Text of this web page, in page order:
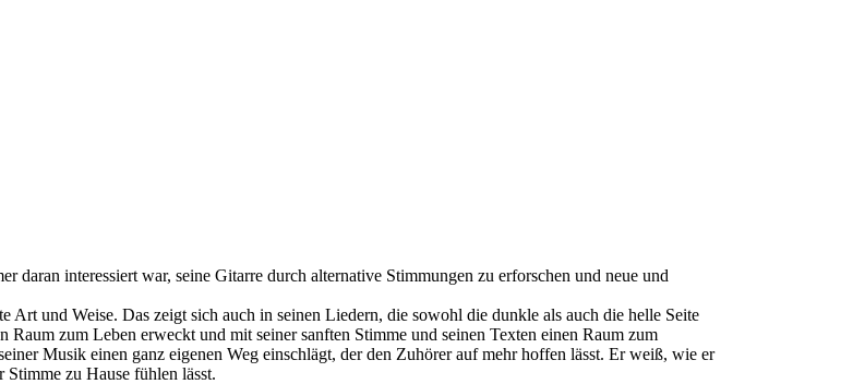
daran interessiert war, seine Gitarre durch alternative Stimmungen zu erforschen und neue und
Art und Weise. Das zeigt sich auch in seinen Liedern, die sowohl die dunkle als auch die helle Seite
zum Leben erweckt und mit seiner sanften Stimme und seinen Texten einen Raum zum
Musik einen ganz eigenen Weg einschlägt, der den Zuhörer auf mehr hoffen lässt. Er weiß, wie er
zu Hause fühlen lässt.